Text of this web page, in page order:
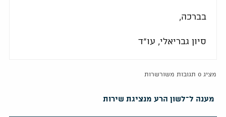
בברכה,
סיון גבריאלי, עו"ד
מציג 0 תגובות משורשרות
מענה ל־לשון הרע מנציגת שירות